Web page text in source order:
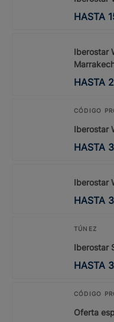
HASTA
Iberostar
HASTA
CÓDIGO
Iberostar
HASTA
Iberostar
HASTA
TÚNEZ
Iberostar
HASTA
CÓDIGO
Oferta